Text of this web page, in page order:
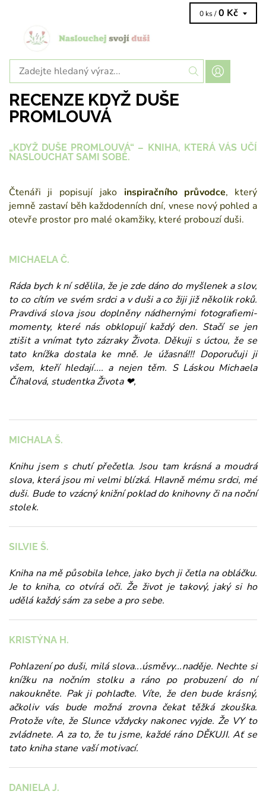
0 ks / 0 Kč
RECENZE KDYŽ DUŠE
PROMLOUVÁ
„KDYŽ DUŠE PROMLOUVÁ“ – KNIHA, KTERÁ VÁS UČÍ
NASLOUCHAT SAMI SOBĚ.
Čtenáři ji popisují jako inspiračního průvodce, který
jemně zastaví běh každodenních dní, vnese nový pohled a
otevře prostor pro malé okamžiky, které probouzí duši.
MICHAELA Č.
Ráda bych k ní sdělila, že je zde dáno do myšlenek a slov,
to co cítím ve svém srdci a v duši a co žiji již několik roků.
Pravdivá slova jsou doplněny nádhernými fotografiemi-
momenty, které nás obklopují každý den. Stačí se jen
ztišit a vnímat tyto zázraky Života. Děkuji s úctou, že se
tato knížka dostala ke mně. Je úžasná!!! Doporučuji ji
všem, kteří hledají.... a nejen těm. S Láskou Michaela
Číhalová, studentka Života ❤,
MICHALA Š.
Knihu jsem s chutí přečetla. Jsou tam krásná a moudrá
slova, která jsou mi velmi blízká. Hlavně mému srdci, mé
duši. Bude to vzácný knižní poklad do knihovny či na noční
stolek.
SILVIE Š.
Kniha na mě působila lehce, jako bych ji četla na obláčku.
Je to kniha, co otvírá oči. Že život je takový, jaký si ho
udělá každý sám za sebe a pro sebe.
KRISTÝNA H.
Pohlazení po duši, milá slova...úsměvy...naděje. Nechte si
knížku na nočním stolku a ráno po probuzení do ní
nakoukněte. Pak ji pohlaďte. Víte, že den bude krásný,
ačkoliv vás bude možná zrovna čekat těžká zkouška.
Protože víte, že Slunce vždycky nakonec vyjde. Že VY to
zvládnete. A za to, že tu jsme, každé ráno DĚKUJI. Ať se
tato kniha stane vaší motivací.
DANIELA J.